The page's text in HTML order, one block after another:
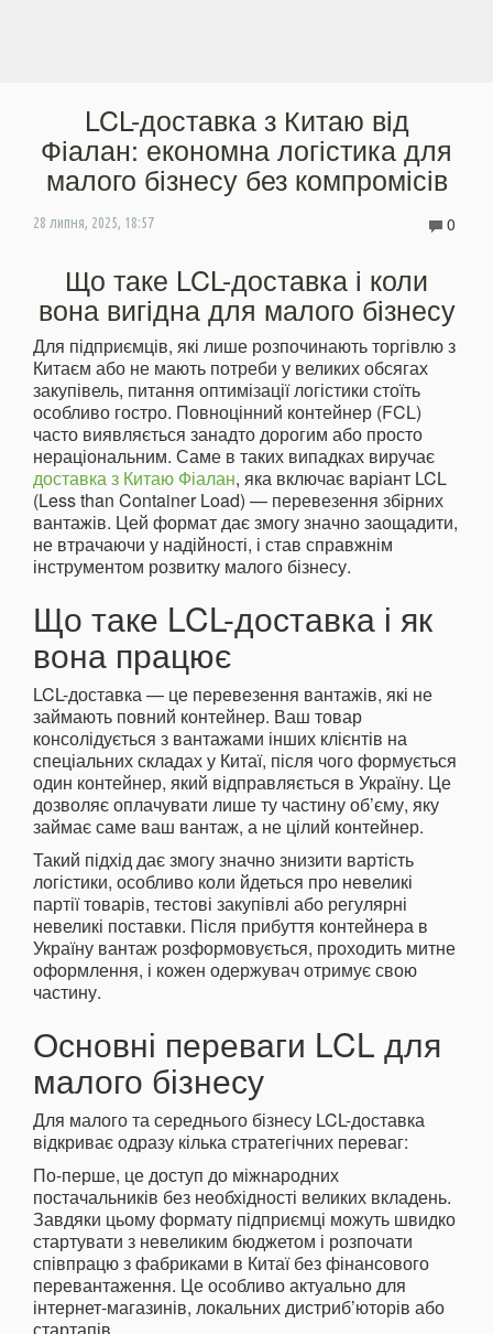
LCL-доставка з Китаю від
Фіалан: економна логістика для
малого бізнесу без компромісів
28 липня, 2025, 18:57 0
Що таке LCL-доставка і коли
вона вигідна для малого бізнесу
Для підприємців, які лише розпочинають торгівлю з
Китаєм або не мають потреби у великих обсягах
закупівель, питання оптимізації логістики стоїть
особливо гостро. Повноцінний контейнер (FCL)
часто виявляється занадто дорогим або просто
нераціональним. Саме в таких випадках виручає
доставка з Китаю Фіалан, яка включає варіант LCL
(Less than Container Load) — перевезення збірних
вантажів. Цей формат дає змогу значно заощадити,
не втрачаючи у надійності, і став справжнім
інструментом розвитку малого бізнесу.
Що таке LCL-доставка і як
вона працює
LCL-доставка — це перевезення вантажів, які не
займають повний контейнер. Ваш товар
консолідується з вантажами інших клієнтів на
спеціальних складах у Китаї, після чого формується
один контейнер, який відправляється в Україну. Це
дозволяє оплачувати лише ту частину об’єму, яку
займає саме ваш вантаж, а не цілий контейнер.
Такий підхід дає змогу значно знизити вартість
логістики, особливо коли йдеться про невеликі
партії товарів, тестові закупівлі або регулярні
невеликі поставки. Після прибуття контейнера в
Україну вантаж розформовується, проходить митне
оформлення, і кожен одержувач отримує свою
частину.
Основні переваги LCL для
малого бізнесу
Для малого та середнього бізнесу LCL-доставка
відкриває одразу кілька стратегічних переваг:
По-перше, це доступ до міжнародних
постачальників без необхідності великих вкладень.
Завдяки цьому формату підприємці можуть швидко
стартувати з невеликим бюджетом і розпочати
співпрацю з фабриками в Китаї без фінансового
перевантаження. Це особливо актуально для
інтернет-магазинів, локальних дистриб’юторів або
стартапів.